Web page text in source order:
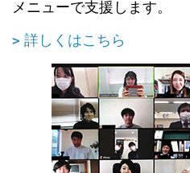
メニューで支援します。
詳しくはこちら